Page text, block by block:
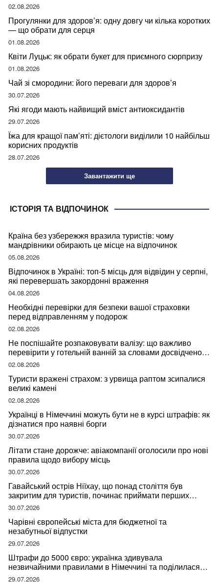
02.08.2026
Прогулянки для здоров’я: одну довгу чи кілька коротких
— що обрати для серця
01.08.2026
Квіти Луцьк: як обрати букет для приємного сюрпризу
01.08.2026
Чай зі смородини: його переваги для здоров’я
30.07.2026
Які ягоди мають найвищий вміст антиоксидантів
29.07.2026
Їжа для кращої пам’яті: дієтологи виділили 10 найбільш
корисних продуктів
28.07.2026
Завантажити ще
ІСТОРІЯ ТА ВІДПОЧИНОК
Країна без узбережжя вразила туристів: чому
мандрівники обирають це місце на відпочинок
05.08.2026
Відпочинок в Україні: топ-5 місць для відвідин у серпні,
які перевершать закордонні враження
04.08.2026
Необхідні перевірки для безпеки вашої страховки
перед відправленням у подорож
02.08.2026
Не поспішайте розпаковувати валізу: що важливо
перевірити у готельній ванній за словами досвідченої
мандрівниці
02.08.2026
Туристи вражені страхом: з урвища раптом зсипалися
великі камені
02.08.2026
Українці в Німеччині можуть бути не в курсі штрафів: як
дізнатися про наявні борги
30.07.2026
Літати стане дорожче: авіакомпанії оголосили про нові
правила щодо вибору місць
30.07.2026
Гавайський острів Ніїхау, що понад століття був
закритим для туристів, починає приймати перших
відвідувачів
30.07.2026
Чарівні європейські міста для бюджетної та
незабутньої відпустки
29.07.2026
Штрафи до 5000 євро: українка здивувала
незвичайними правилами в Німеччині та поділилася
правдою
29.07.2026